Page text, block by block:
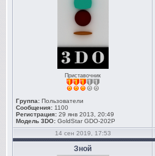
Приставочник
Группа: Пользователи
Сообщения: 1100
Регистрация: 29 янв 2013, 20:49
Модель 3DO: GoldStar GDO-202P
14 сен 2019, 17:53
Зной